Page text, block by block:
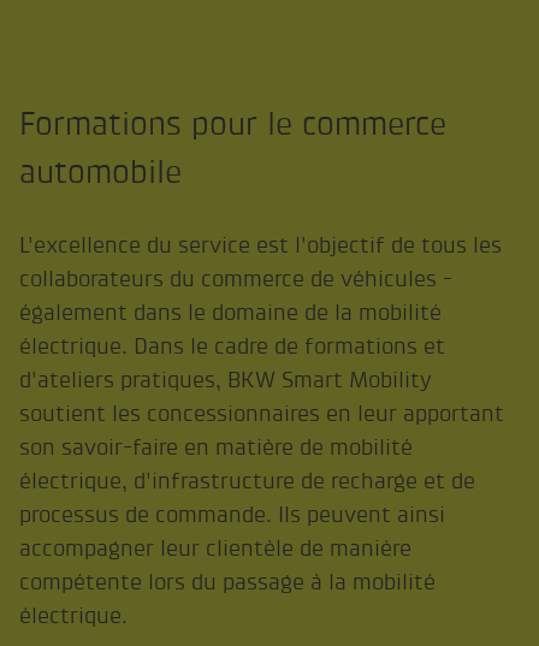
Formations pour le commerce
automobile
L'excellence du service est l'objectif de tous les
collaborateurs du commerce de véhicules -
également dans le domaine de la mobilité
électrique. Dans le cadre de formations et
d'ateliers pratiques, BKW Smart Mobility
soutient les concessionnaires en leur apportant
son savoir-faire en matière de mobilité
électrique, d'infrastructure de recharge et de
processus de commande. Ils peuvent ainsi
accompagner leur clientèle de manière
compétente lors du passage à la mobilité
électrique.